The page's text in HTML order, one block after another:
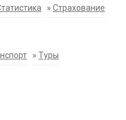
» Страхование
» Туры